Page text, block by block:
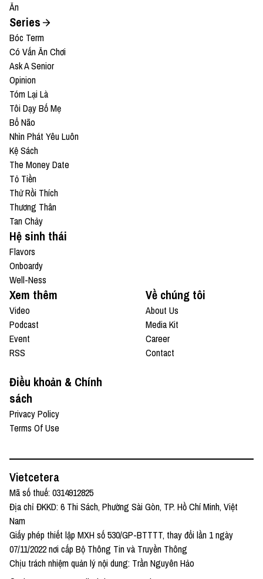
Ăn
Series
Bóc Term
Có Vấn Ăn Chơi
Ask A Senior
Opinion
Tóm Lại Là
Tôi Dạy Bố Mẹ
Bổ Não
Nhìn Phát Yêu Luôn
Kệ Sách
The Money Date
Tỏ Tiền
Thử Rồi Thích
Thương Thân
Tan Chảy
Hệ sinh thái
Flavors
Onboardy
Well-Ness
Xem thêm
Video
Podcast
Event
RSS
Về chúng tôi
About Us
Media Kit
Career
Contact
Điều khoản & Chính
sách
Privacy Policy
Terms Of Use
Vietcetera
Mã số thuế: 0314912825
Địa chỉ ĐKKD: 6 Thi Sách, Phường Sài Gòn, TP. Hồ Chí Minh, Việt
Nam
Giấy phép thiết lập MXH số 530/GP-BTTTT, thay đổi lần 1 ngày
07/11/2022 nơi cấp Bộ Thông Tin và Truyền Thông
Chịu trách nhiệm quản lý nội dung: Trần Nguyên Hảo